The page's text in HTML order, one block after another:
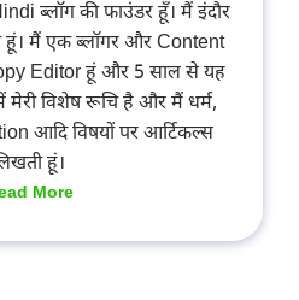
ब्लॉग की फाउंडर हूँ। मैं इंदौर
हूं। मैं एक ब्लॉगर और Content
Editor हूं और 5 साल से यह
मेरी विशेष रूचि है और मैं धर्म,
आदि विषयों पर आर्टिकल्स
हूं।
More